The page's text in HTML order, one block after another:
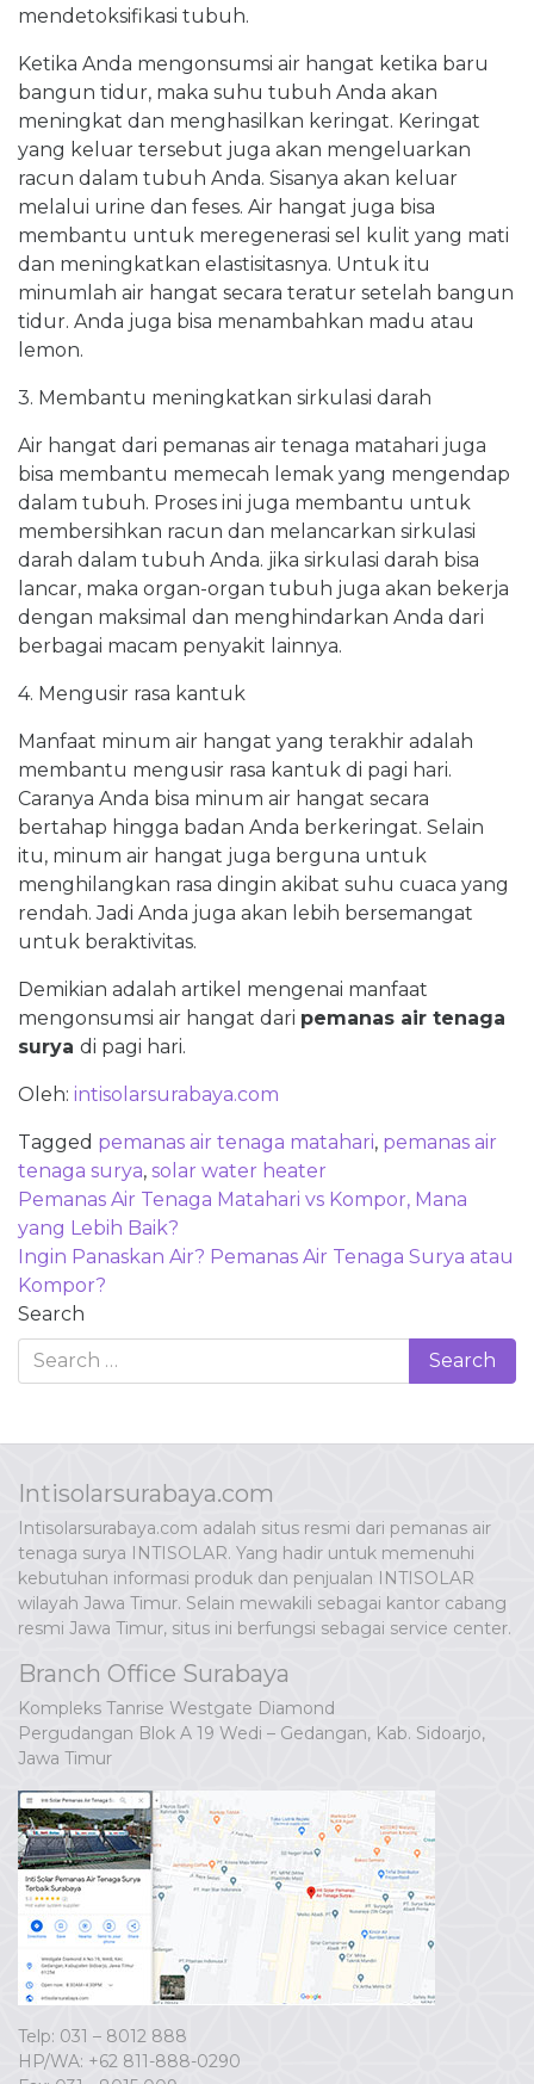
mendetoksifikasi tubuh.
Ketika Anda mengonsumsi air hangat ketika baru
bangun tidur, maka suhu tubuh Anda akan
meningkat dan menghasilkan keringat. Keringat
yang keluar tersebut juga akan mengeluarkan
racun dalam tubuh Anda. Sisanya akan keluar
melalui urine dan feses. Air hangat juga bisa
membantu untuk meregenerasi sel kulit yang mati
dan meningkatkan elastisitasnya. Untuk itu
minumlah air hangat secara teratur setelah bangun
tidur. Anda juga bisa menambahkan madu atau
lemon.
3. Membantu meningkatkan sirkulasi darah
Air hangat dari pemanas air tenaga matahari juga
bisa membantu memecah lemak yang mengendap
dalam tubuh. Proses ini juga membantu untuk
membersihkan racun dan melancarkan sirkulasi
darah dalam tubuh Anda. jika sirkulasi darah bisa
lancar, maka organ-organ tubuh juga akan bekerja
dengan maksimal dan menghindarkan Anda dari
berbagai macam penyakit lainnya.
4. Mengusir rasa kantuk
Manfaat minum air hangat yang terakhir adalah
membantu mengusir rasa kantuk di pagi hari.
Caranya Anda bisa minum air hangat secara
bertahap hingga badan Anda berkeringat. Selain
itu, minum air hangat juga berguna untuk
menghilangkan rasa dingin akibat suhu cuaca yang
rendah. Jadi Anda juga akan lebih bersemangat
untuk beraktivitas.
Demikian adalah artikel mengenai manfaat
mengonsumsi air hangat dari pemanas air tenaga
surya di pagi hari.
Oleh: intisolarsurabaya.com
Tagged pemanas air tenaga matahari, pemanas air
tenaga surya, solar water heater
Post
navigation
Pemanas Air Tenaga Matahari vs Kompor, Mana
yang Lebih Baik?
Ingin Panaskan Air? Pemanas Air Tenaga Surya atau
Kompor?
Search
Intisolarsurabaya.com
Intisolarsurabaya.com adalah situs resmi dari pemanas air
tenaga surya INTISOLAR. Yang hadir untuk memenuhi
kebutuhan informasi produk dan penjualan INTISOLAR
wilayah Jawa Timur. Selain mewakili sebagai kantor cabang
resmi Jawa Timur, situs ini berfungsi sebagai service center.
Branch Office Surabaya
Kompleks Tanrise Westgate Diamond
Pergudangan Blok A 19 Wedi – Gedangan, Kab. Sidoarjo,
Jawa Timur
Telp: 031 – 8012 888
HP/WA: +62 811-888-0290